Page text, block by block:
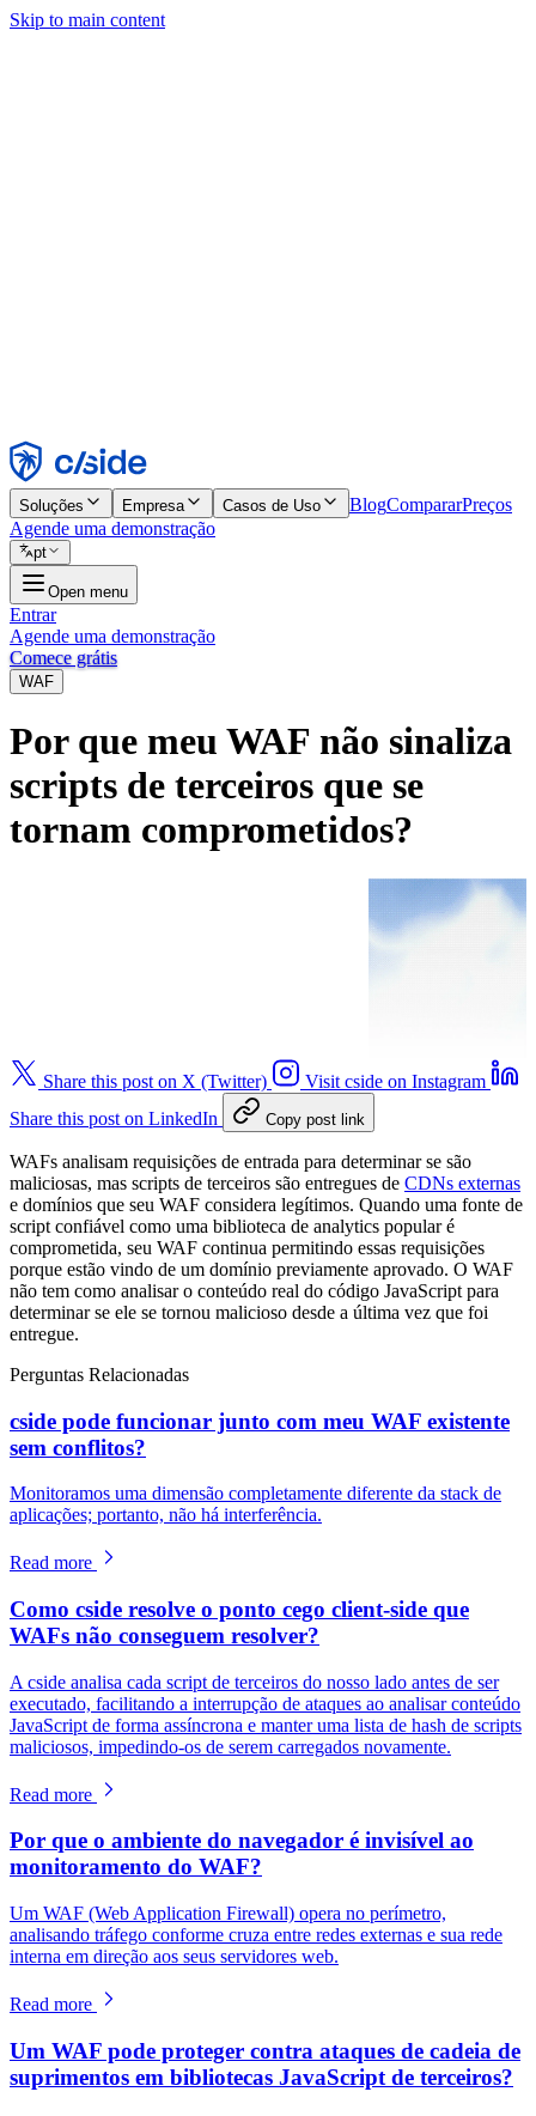
Skip to main content
Rejeitar
Soluções Empresa Casos de Uso BlogCompararPreços
Agende uma demonstração
pt
Open menu
Entrar
Agende uma demonstração
Comece grátis
WAF
Por que meu WAF não sinaliza
scripts de terceiros que se
tornam comprometidos?
Share this post on X (Twitter)
Visit cside on Instagram
Share this post on LinkedIn
Copy post link
WAFs analisam requisições de entrada para determinar se são
maliciosas, mas scripts de terceiros são entregues de CDNs externas
e domínios que seu WAF considera legítimos. Quando uma fonte de
script confiável como uma biblioteca de analytics popular é
comprometida, seu WAF continua permitindo essas requisições
porque estão vindo de um domínio previamente aprovado. O WAF
não tem como analisar o conteúdo real do código JavaScript para
determinar se ele se tornou malicioso desde a última vez que foi
entregue.
Perguntas Relacionadas
cside pode funcionar junto com meu WAF existente
sem conflitos?
Monitoramos uma dimensão completamente diferente da stack de
aplicações; portanto, não há interferência.
Read more
Como cside resolve o ponto cego client-side que
WAFs não conseguem resolver?
A cside analisa cada script de terceiros do nosso lado antes de ser
executado, facilitando a interrupção de ataques ao analisar conteúdo
JavaScript de forma assíncrona e manter uma lista de hash de scripts
maliciosos, impedindo-os de serem carregados novamente.
Read more
Por que o ambiente do navegador é invisível ao
monitoramento do WAF?
Um WAF (Web Application Firewall) opera no perímetro,
analisando tráfego conforme cruza entre redes externas e sua rede
interna em direção aos seus servidores web.
Read more
Um WAF pode proteger contra ataques de cadeia de
suprimentos em bibliotecas JavaScript de terceiros?